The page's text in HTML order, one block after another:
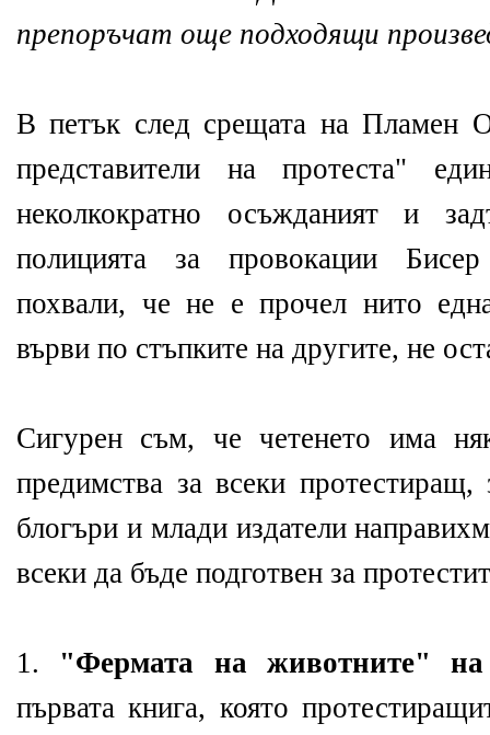
препоръчат още подходящи
В петък след срещата на Пламен
представители на протеста"
неколкократно осъжданият и
полицията за провокации
похвали, че не е прочел нито
върви по стъпките на другите, не
Сигурен съм, че четенето има
предимства за всеки
блогъри и млади издатели
всеки да бъде подготвен за
1. "Фермата на животните"
първата книга, която